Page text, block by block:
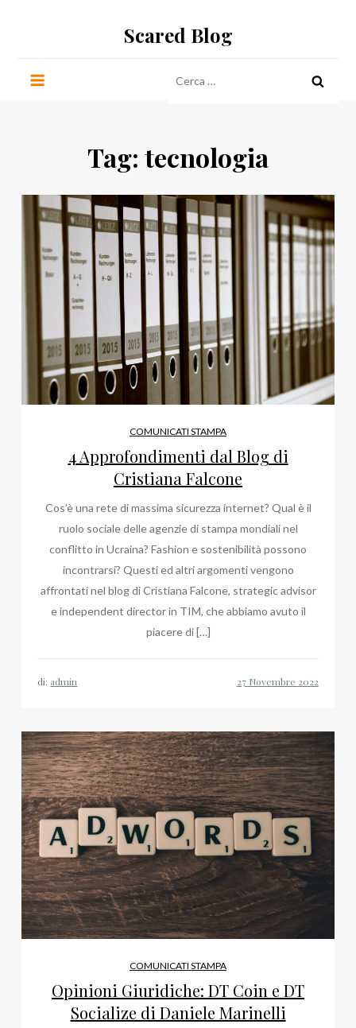
Scared Blog
per:
Tag: tecnologia
COMUNICATI STAMPA
4 Approfondimenti dal Blog di
Cristiana Falcone
Cos’è una rete di massima sicurezza internet? Qual è il
ruolo sociale delle agenzie di stampa mondiali nel
conflitto in Ucraina? Fashion e sostenibilità possono
incontrarsi? Questi ed altri argomenti vengono
affrontati nel blog di Cristiana Falcone, strategic advisor
e independent director in TIM, che abbiamo avuto il
piacere di […]
di: admin
COMUNICATI STAMPA
Opinioni Giuridiche: DT Coin e DT
Socialize di Daniele Marinelli